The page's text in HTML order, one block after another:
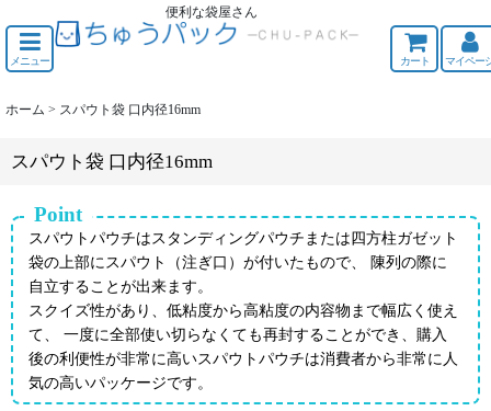
便利な袋屋さん
メニュー カート マイペー
ホーム > スパウト袋 口内径16mm
スパウト袋 口内径16mm
Point
スパウトパウチはスタンディングパウチまたは四方柱ガゼット
袋の上部にスパウト（注ぎ口）が付いたもので、 陳列の際に
自立することが出来ます。
スクイズ性があり、低粘度から高粘度の内容物まで幅広く使え
て、 一度に全部使い切らなくても再封することができ、購入
後の利便性が非常に高いスパウトパウチは消費者から非常に人
気の高いパッケージです。